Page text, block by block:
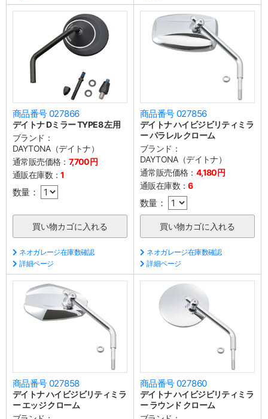
商品番号 027866
デイトナ Dミラー TYPE8 左用
ブランド：
DAYTONA（デイトナ）
通常販売価格： 7,700円
通販在庫数：1
数量：
ネオガレージ在庫数確認
詳細ページ
商品番号 027856
デイトナ ハイビジビリティミラ
ー パラレル クローム
ブランド：
DAYTONA（デイトナ）
通常販売価格： 4,180円
通販在庫数：6
数量：
ネオガレージ在庫数確認
詳細ページ
商品番号 027858
デイトナ ハイビジビリティミラ
ー エッジ クローム
商品番号 027860
デイトナ ハイビジビリティミラ
ー ラウンド クローム